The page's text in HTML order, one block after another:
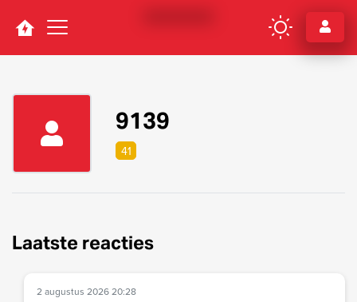
Navigation
9139
41
Laatste reacties
2 augustus 2026 20:28